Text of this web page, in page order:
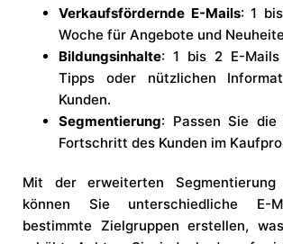
Verkaufsfördernde E-Mails: 1
Woche für Angebote und
Bildungsinhalte: 1 bis 2 E-
Tipps oder nützlichen
Kunden.
Segmentierung: Passen Sie die
Fortschritt des Kunden im
Mit der erweiterten
können Sie unterschiedliche E-
bestimmte Zielgruppen erstellen,